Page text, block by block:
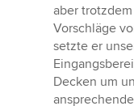
aber
Vorschläge
setzte er
Decken um